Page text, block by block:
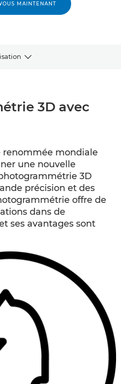
MAINTENANT
3D avec
renommée mondiale
une nouvelle
3D
précision et des
offre de
dans de
ses avantages sont